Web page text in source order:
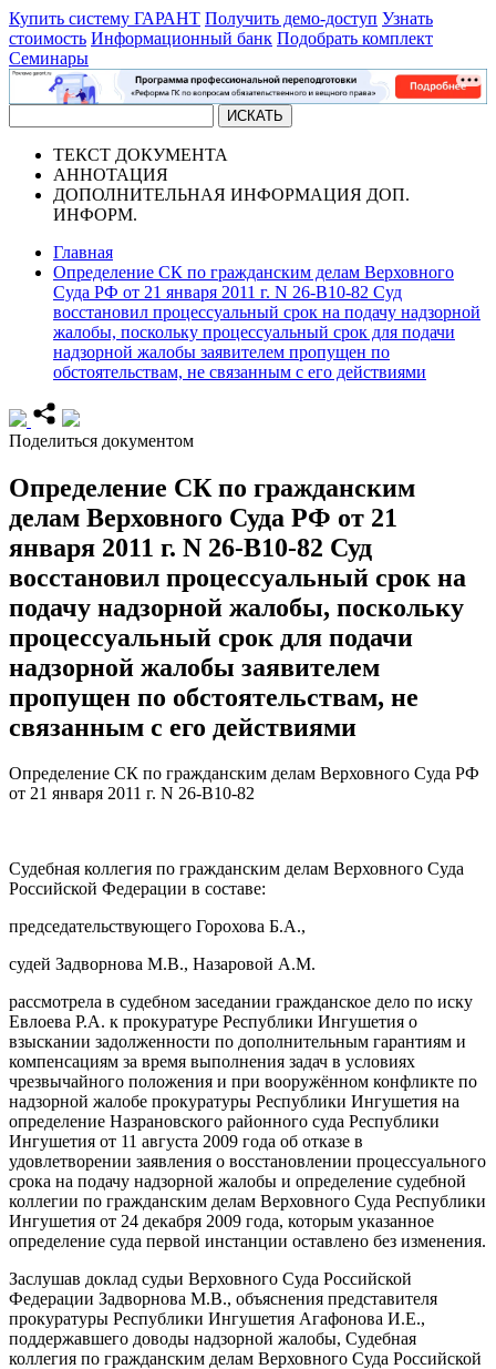
Купить систему ГАРАНТ Получить демо-доступ Узнать
стоимость Информационный банк Подобрать комплект
Семинары
ТЕКСТ ДОКУМЕНТА
АННОТАЦИЯ
ДОПОЛНИТЕЛЬНАЯ ИНФОРМАЦИЯ ДОП.
ИНФОРМ.
Главная
Определение СК по гражданским делам Верховного
Суда РФ от 21 января 2011 г. N 26-В10-82 Суд
восстановил процессуальный срок на подачу надзорной
жалобы, поскольку процессуальный срок для подачи
надзорной жалобы заявителем пропущен по
обстоятельствам, не связанным с его действиями
Поделиться документом
Определение СК по гражданским
делам Верховного Суда РФ от 21
января 2011 г. N 26-В10-82 Суд
восстановил процессуальный срок на
подачу надзорной жалобы, поскольку
процессуальный срок для подачи
надзорной жалобы заявителем
пропущен по обстоятельствам, не
связанным с его действиями
Определение СК по гражданским делам Верховного Суда РФ
от 21 января 2011 г. N 26-В10-82
Судебная коллегия по гражданским делам Верховного Суда
Российской Федерации в составе:
председательствующего Горохова Б.А.,
судей Задворнова М.В., Назаровой A.M.
рассмотрела в судебном заседании гражданское дело по иску
Евлоева Р.А. к прокуратуре Республики Ингушетия о
взыскании задолженности по дополнительным гарантиям и
компенсациям за время выполнения задач в условиях
чрезвычайного положения и при вооружённом конфликте по
надзорной жалобе прокуратуры Республики Ингушетия на
определение Назрановского районного суда Республики
Ингушетия от 11 августа 2009 года об отказе в
удовлетворении заявления о восстановлении процессуального
срока на подачу надзорной жалобы и определение судебной
коллегии по гражданским делам Верховного Суда Республики
Ингушетия от 24 декабря 2009 года, которым указанное
определение суда первой инстанции оставлено без изменения.
Заслушав доклад судьи Верховного Суда Российской
Федерации Задворнова М.В., объяснения представителя
прокуратуры Республики Ингушетия Агафонова И.Е.,
поддержавшего доводы надзорной жалобы, Судебная
коллегия по гражданским делам Верховного Суда Российской